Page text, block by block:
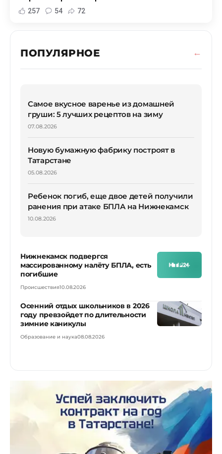
257 54 72
ПОПУЛЯРНОЕ
Самое вкусное варенье из домашней
груши: 5 лучших рецептов на зиму
07.08.2026
Новую бумажную фабрику построят в
Татарстане
05.08.2026
Ребенок погиб, еще двое детей получили
ранения при атаке БПЛА на Нижнекамск
10.08.2026
Нижнекамск подвергся
массированному налёту БПЛА, есть
погибшие
Происшествия10.08.2026
Осенний отдых школьников в 2026
году превзойдет по длительности
зимние каникулы
Образование и наука08.08.2026